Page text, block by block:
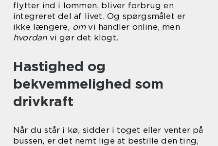
flytter ind i lommen, bliver forbrug en
integreret del af livet. Og spørgsmålet er
ikke længere, omvi handler online, men
hvordanvi gør det klogt.
Hastighed og
bekvemmelighed som
drivkraft
Når du står i kø, sidder i toget eller venter på
bussen, er det nemt lige at bestille den ting,